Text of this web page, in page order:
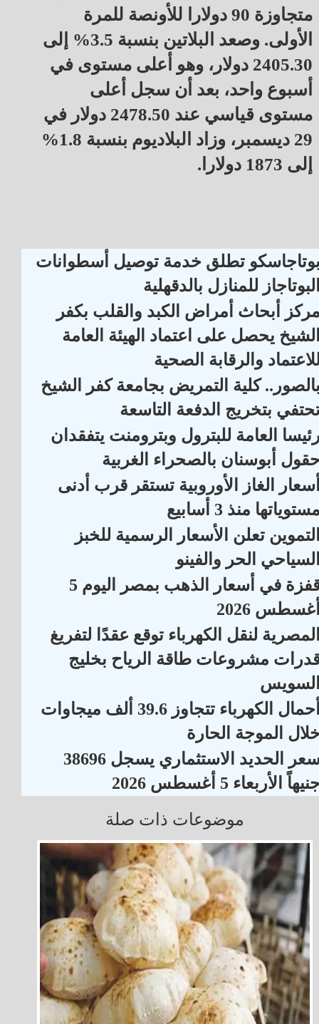
متجاوزة 90 دولارا للأونصة للمرة
الأولى. وصعد البلاتين بنسبة 3.5% إلى
2405.30 دولار، وهو أعلى مستوى في
أسبوع واحد، بعد أن سجل أعلى
مستوى قياسي عند 2478.50 دولار في
29 ‌ديسمبر، وزاد البلاديوم بنسبة 1.8%
إلى 1873 دولارا.
تطلق خدمة توصيل أسطوانات
للمنازل بالدقهلية
أبحاث أمراض الكبد والقلب بكفر
يحصل على اعتماد الهيئة العامة
والرقابة الصحية
كلية التمريض بجامعة كفر الشيخ
بتخريج الدفعة التاسعة
العامة للبترول وبترومنت يتفقدان
أبوسنان بالصحراء الغربية
الغاز الأوروبية تستقر قرب أدنى
منذ 3 أسابيع
تعلن الأسعار الرسمية للخبز
الحر والفينو
قفزة في أسعار الذهب بمصر اليوم 5
2026
لنقل الكهرباء توقع عقدًا لتفريغ
مشروعات طاقة الرياح بخليج
أحمال الكهرباء تتجاوز 39.6 ألف ميجاوات
الموجة الحارة
سعر الحديد الاستثماري يسجل 38696
الأربعاء 5 أغسطس 2026
موضوعات ذات صلة